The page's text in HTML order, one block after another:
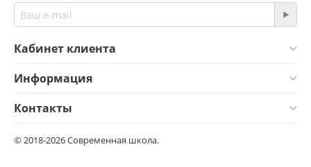
Кабинет клиента
Информация
Контакты
© 2018-2026 Современная школа.